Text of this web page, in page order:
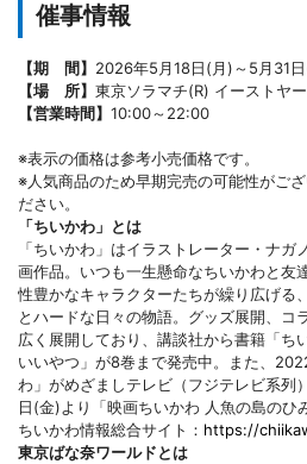
催事情報
【期 間】 2026年5月18日(月)～5月31
【場 所】 東京ソラマチ(R) イーストヤ
【営業時間】 10:00～22:00
※表示の価格は参考小売価格です。
※人気商品のため早期完売の可能性がご
ださい。
「ちいかわ」とは
「ちいかわ」はイラストレーター・ナ
画作品。いつも一生懸命なちいかわと友
性豊かなキャラクターたちが繰り広げる
とハードな日々の物語。グッズ展開、コ
広く展開しており、講談社から書籍「
いいやつ」が8巻まで発売中。また、
わ」がめざましテレビ（フジテレビ系
日(金)より「映画ちいかわ 人魚の島のひ
ちいかわ情報総合サイト： https://
東京ばな奈ワールドとは